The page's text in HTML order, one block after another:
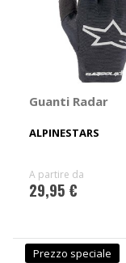
Guanti Radar
ALPINESTARS
A partire da
29,95 €
Prezzo speciale